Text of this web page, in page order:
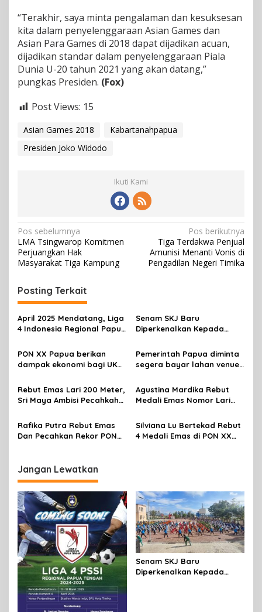
“Terakhir, saya minta pengalaman dan kesuksesan
kita dalam penyelenggaraan Asian Games dan
Asian Para Games di 2018 dapat dijadikan acuan,
dijadikan standar dalam penyelenggaraan Piala
Dunia U-20 tahun 2021 yang akan datang,”
pungkas Presiden. (Fox)
Post Views: 15
Asian Games 2018
Kabartanahpapua
Presiden Joko Widodo
Ikuti Kami
N
a
v
i
g
a
s
i
p
s
Pos sebelumnya
LMA Tsingwarop Komitmen
Perjuangkan Hak
Masyarakat Tiga Kampung
Pos berikutnya
Tiga Terdakwa Penjual
Amunisi Menanti Vonis di
Pengadilan Negeri Timika
Posting Terkait
April 2025 Mendatang, Liga
4 Indonesia Regional Papua
Mimika
Senam SKJ Baru
Diperkenalkan Kepada
PON XX Papua berikan
dampak ekonomi bagi UKM
Pemerintah Papua diminta
segera bayar lahan venue
Rebut Emas Lari 200 Meter,
Sri Maya Ambisi Pecahkah
Agustina Mardika Rebut
Medali Emas Nomor Lari
Rafika Putra Rebut Emas
Dan Pecahkan Rekor PON
Silviana Lu Bertekad Rebut
4 Medali Emas di PON XX
Jangan Lewatkan
Senam SKJ Baru
Diperkenalkan Kepada